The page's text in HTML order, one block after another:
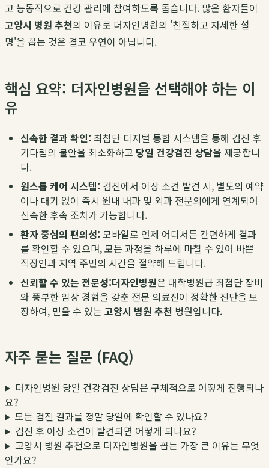
고 능동적으로 건강 관리에 참여하도록 돕습니다. 많은 환자들이
고양시 병원 추천의 이유로 더자인병원의 '친절하고 자세한 설
명'을 꼽는 것은 결코 우연이 아닙니다.
핵심 요약: 더자인병원을 선택해야 하는 이
유
신속한 결과 확인: 최첨단 디지털 통합 시스템을 통해 검진 후
기다림의 불안을 최소화하고 당일 건강검진 상담을 제공합니
다.
원스톱 케어 시스템: 검진에서 이상 소견 발견 시, 별도의 예약
이나 대기 없이 즉시 원내 내과 및 외과 전문의에게 연계되어
신속한 후속 조치가 가능합니다.
환자 중심의 편의성: 모바일로 언제 어디서든 간편하게 결과
를 확인할 수 있으며, 모든 과정을 하루에 마칠 수 있어 바쁜
직장인과 지역 주민의 시간을 절약해 드립니다.
신뢰할 수 있는 전문성:더자인병원은 대학병원급 최첨단 장비
와 풍부한 임상 경험을 갖춘 전문 의료진이 정확한 진단을 보
장하여, 믿을 수 있는 고양시 병원 추천 병원입니다.
자주 묻는 질문 (FAQ)
더자인병원 당일 건강검진 상담은 구체적으로 어떻게 진행되나
요?
모든 검진 결과를 정말 당일에 확인할 수 있나요?
검진 후 이상 소견이 발견되면 어떻게 되나요?
고양시 병원 추천으로 더자인병원을 꼽는 가장 큰 이유는 무엇
인가요?